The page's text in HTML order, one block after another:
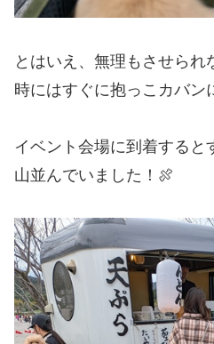
とはいえ、無理もさせられ
時にはすぐに抱っこカバン
イベント会場に到着すると
山並んでいました！🍖